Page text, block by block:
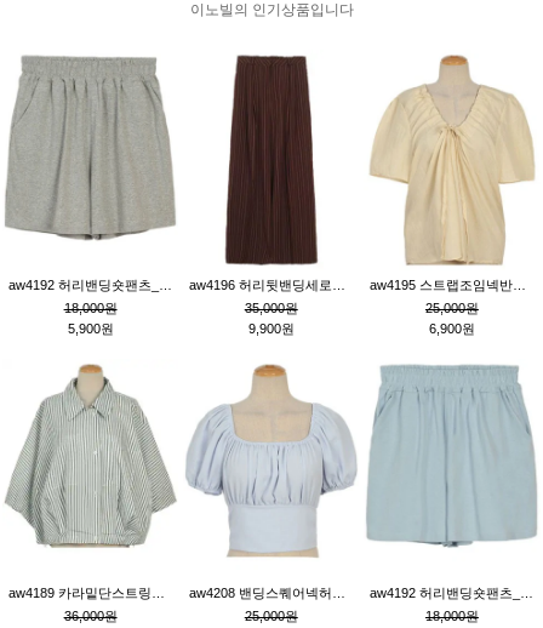
이노빌의 인기상품입니다
18,000원
5,900원
35,000원
9,900원
25,000원
6,900원
36,000원
25,000원
18,000원